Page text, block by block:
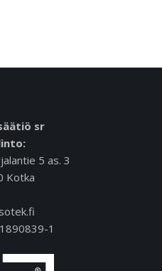
sr
5 as. 3
Kotka
1